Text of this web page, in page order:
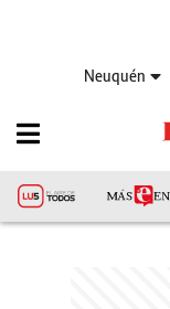
Neuquén